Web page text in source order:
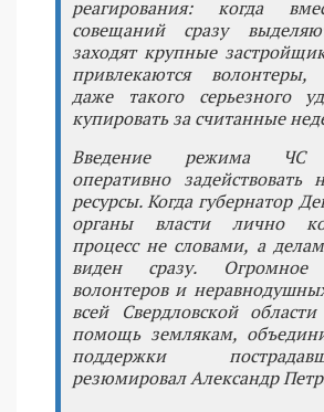
реагирования: когда
совещаний сразу
заходят крупные
привлекаются волонтеры,
даже такого серьезного
купировать за считанные
Введение режима ЧС
оперативно задействовать
ресурсы. Когда губернатор
органы власти лично
процесс не словами, а
виден сразу. Огромное
волонтеров и
всей Свердловской
помощь землякам,
поддержки
резюмировал Александр